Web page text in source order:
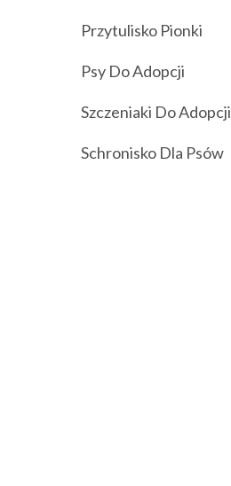
Przytulisko Pionki
Psy Do Adopcji
Szczeniaki Do Adopcji
Schronisko Dla Psów